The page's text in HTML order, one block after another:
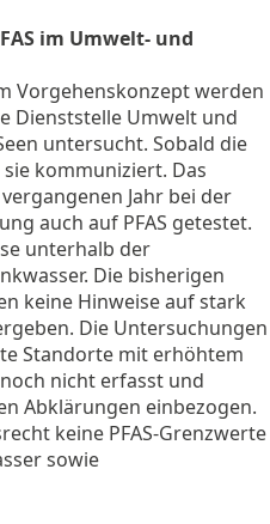
im Umwelt- und
Vorgehenskonzept werden
Dienststelle Umwelt und
untersucht. Sobald die
kommuniziert. Das
Jahr bei der
auch auf PFAS getestet.
unterhalb der
Die bisherigen
keine Hinweise auf stark
Die Untersuchungen
Standorte mit erhöhtem
nicht erfasst und
Abklärungen einbezogen.
keine PFAS-Grenzwerte
sowie